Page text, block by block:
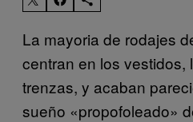
La mayoria de rodajes
centran en los vestidos,
trenzas, y acaban
sueño «propofoleado»